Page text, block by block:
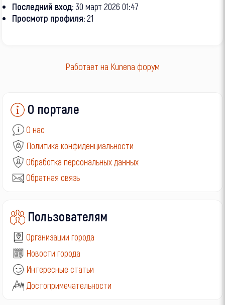
Последний вход: 30 март 2026 01:47
Просмотр профиля:21
Работает на Kunena форум
О портале
О нас
Политика конфиденциальности
Обработка персональных данных
Обратная связь
Пользователям
Организации города
Новости города
Интересные статьи
Достопримечательности